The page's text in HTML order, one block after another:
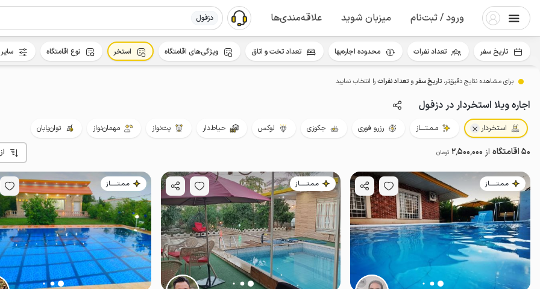
ورود / ثبت‌نام میزبان شوید علاقه‌مندی‌ها دزفول
برای مشاهده نتایج دقیق‌تر، تاریخ سفرو تعداد نفراترا انتخاب نمایید
اجاره ویلا استخردار در دزفول
استخردار مـمـتــــاز رزرو فوری جکوزی لوکس حیاط‌دار پت‌نواز مهمان‌نواز توان‌یابان
50 اقامتگاه از 2٬500٬000 تومان
مـمـتــــــاز مـمـتــــــاز مـمـتــــــاز
تاریخ سفر تعداد نفرات محدوده اجاره‌بها تعداد تخت و اتاق ویژگی‌های اقامتگاه استخر نوع اقامتگاه